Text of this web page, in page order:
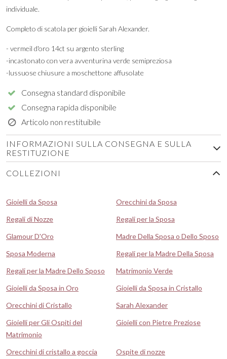
individuale.
Completo di scatola per gioielli Sarah Alexander.
- vermeil d'oro 14ct su argento sterling
-incastonato con vera avventurina verde semipreziosa
-lussuose chiusure a moschettone affusolate
Consegna standard disponibile
Consegna rapida disponibile
Articolo non restituibile
INFORMAZIONI SULLA CONSEGNA E SULLA
RESTITUZIONE
COLLEZIONI
Gioielli da Sposa
Orecchini da Sposa
Regali di Nozze
Regali per la Sposa
Glamour D'Oro
Madre Della Sposa o Dello Sposo
Sposa Moderna
Regali per la Madre Della Sposa
Regali per la Madre Dello Sposo
Matrimonio Verde
Gioielli da Sposa in Oro
Gioielli da Sposa in Cristallo
Orecchini di Cristallo
Sarah Alexander
Gioielli per Gli Ospiti del
Matrimonio
Gioielli con Pietre Preziose
Orecchini di cristallo a goccia Ospite di nozze